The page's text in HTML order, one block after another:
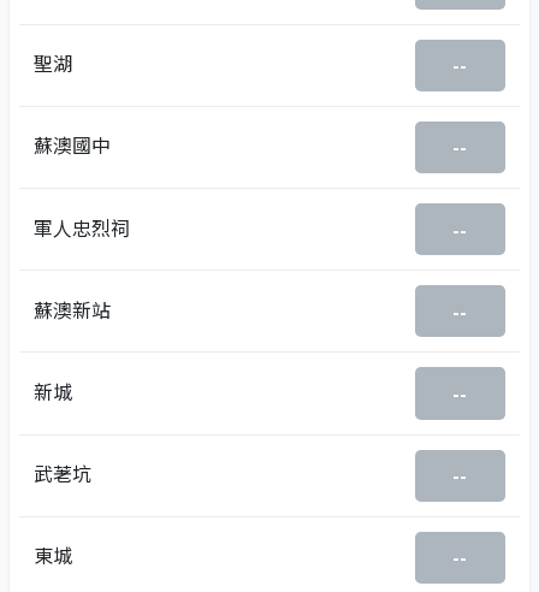
聖湖 --
蘇澳國中 --
軍人忠烈祠 --
蘇澳新站 --
新城 --
武荖坑 --
東城 --